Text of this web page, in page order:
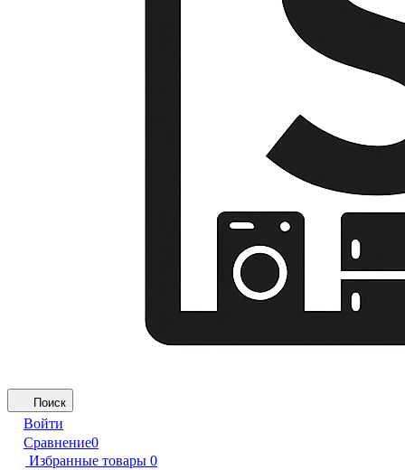
Поиск
Войти
Сравнение0
Избранные товары 0